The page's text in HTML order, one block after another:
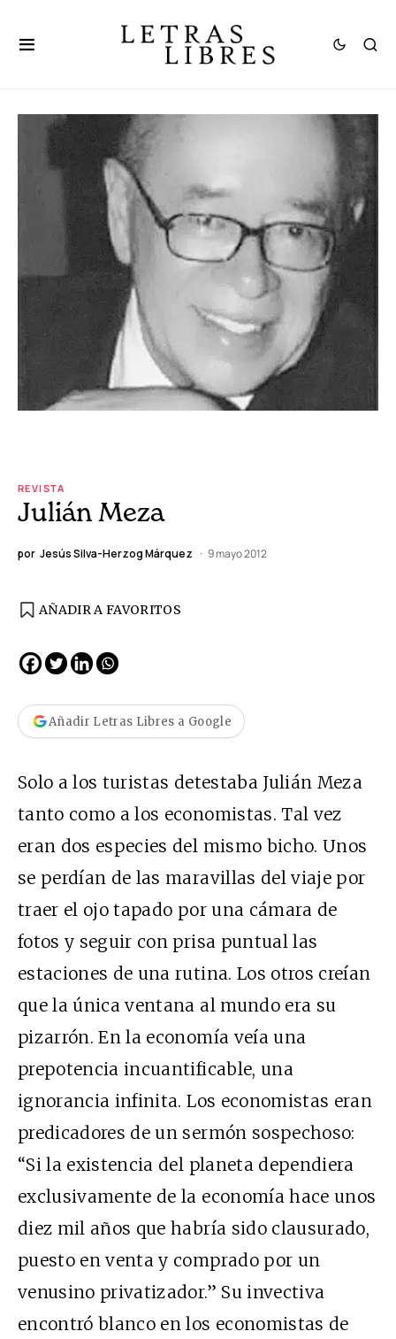
REVISTA
Julián Meza
por Jesús Silva-Herzog Márquez 9 mayo 2012
AÑADIR A FAVORITOS
Añadir Letras Libres a Google
Solo a los turistas detestaba Julián Meza
tanto como a los economistas. Tal vez
eran dos especies del mismo bicho. Unos
se perdían de las maravillas del viaje por
traer el ojo tapado por una cámara de
fotos y seguir con prisa puntual las
estaciones de una rutina. Los otros creían
que la única ventana al mundo era su
pizarrón. En la economía veía una
prepotencia incuantificable, una
ignorancia infinita. Los economistas eran
predicadores de un sermón sospechoso:
“Si la existencia del planeta dependiera
exclusivamente de la economía hace unos
diez mil años que habría sido clausurado,
puesto en venta y comprado por un
venusino privatizador.” Su invectiva
encontró blanco en los economistas de